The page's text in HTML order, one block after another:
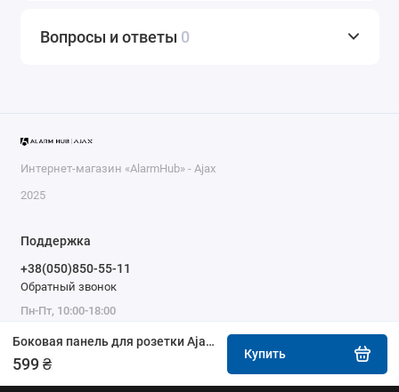
Боковая панель для розетки Ajax SideCover (type F) белая
599 ₴
Купить
Вопросы и ответы 0
Интернет-магазин «AlarmHub» - Ajax
2025
Поддержка
+38(050)850-55-11
Обратный звонок
Пн-Пт, 10:00-18:00